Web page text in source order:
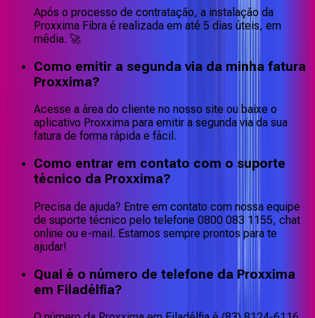
Após o processo de contratação, a instalação da
Proxxima Fibra é realizada em até 5 dias úteis, em
média. 🚀
Como emitir a segunda via da minha fatura
Proxxima?
Acesse a área do cliente no nosso site ou baixe o
aplicativo Proxxima para emitir a segunda via da sua
fatura de forma rápida e fácil.
Como entrar em contato com o suporte
técnico da Proxxima?
Precisa de ajuda? Entre em contato com nossa equipe
de suporte técnico pelo telefone 0800 083 1155, chat
online ou e-mail. Estamos sempre prontos para te
ajudar!
Qual é o número de telefone da Proxxima
em Filadélfia?